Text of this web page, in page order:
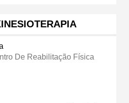
De Reabilitação Física